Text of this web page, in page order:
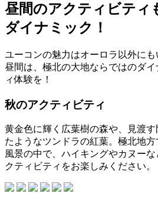
昼間のアクティビティ
ダイナミック！
ユーコンの魅力はオーロラ以外にも
昼間は、極北の大地ならではのダ
ィ体験を！
秋のアクティビティ
黄金色に輝く広葉樹の森や、見渡
たようなツンドラの紅葉。極北地
風景の中で、ハイキングやカヌー
クティビティをお楽しみください。